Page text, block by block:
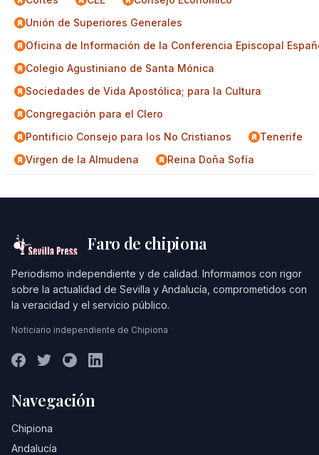
Unión de Superiores Generales
Oficina de Información de la Conferencia Episcopal
Colegio Agustiniano de Santa Mónica
Sociedades de Vida Apostólica; para la Cultura
Congregación para el Clero
Pontificio Consejo para los No Cristianos
Tenerife
Virgen de la Almudena
Reina Doña Sofía
Faro de chipiona
Periodismo independiente y de calidad. Informamos con rigor
sobre la actualidad de Sevilla y Andalucía, comprometidos con
la veracidad y el servicio público.
Noticiario independiente de Chipiona
Navegación
Chipiona
Andalucía